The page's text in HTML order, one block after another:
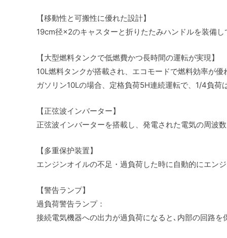
【移動性と可搬性に優れた設計】
19cm径×2のキャスターと折りたたみハンドルを装備
【大型燃料タンクで低燃費かつ長時間の運転が実現】
10L燃料タンクが搭載され、エコモードで燃料効率が
ガソリン10Lの場合、定格負荷5H連続運転で、1/4負荷
【正弦波インバーター】
正弦波インバーターを搭載し、発電された電気の周波
【多重保护装置】
エンジンオイルの不足・過負荷した時に自動的にエン
【警告ランプ】
過負荷警告ランプ：
接続電気機器への出力が過負荷になると､内部の回路